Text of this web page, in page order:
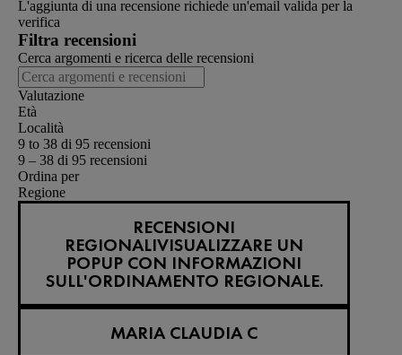
L'aggiunta di una recensione richiede un'email valida per la
verifica
Filtra recensioni
Cerca argomenti e ricerca delle recensioni
Valutazione
Età
Località
9 to 38 di 95 recensioni
9 – 38 di 95 recensioni
Ordina per
Regione
RECENSIONI
REGIONALIVISUALIZZARE UN
POPUP CON INFORMAZIONI
SULL'ORDINAMENTO REGIONALE.
MARIA CLAUDIA C